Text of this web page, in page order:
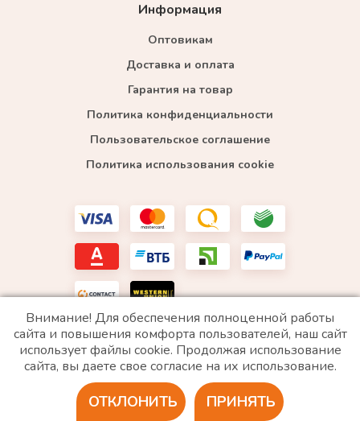
Информация
Оптовикам
Доставка и оплата
Гарантия на товар
Политика конфиденциальности
Пользовательское соглашение
Политика использования cookie
*WhatsApp принадлежит компании Meta, которая признана экстремистской и запрещена в
РФ
2020 © Все права защищены. ИП «Войтенко»
Разработка сайта
Внимание! Для обеспечения полноценной работы
сайта и повышения комфорта пользователей, наш сайт
использует файлы cookie. Продолжая использование
сайта, вы даете свое согласие на их использование.
ПРИНЯТЬ
ОТКЛОНИТЬ